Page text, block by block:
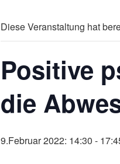
Diese Veranstaltung hat
Positive
die
9.Februar 2022: 14:30 -